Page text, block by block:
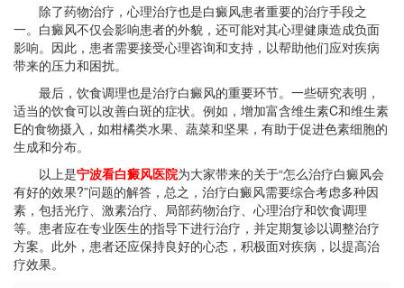
除了药物治疗，心理治疗也是白癜风患者重要的治疗手段之
一。白癜风不仅会影响患者的外貌，还可能对其心理健康造成负面
影响。因此，患者需要接受心理咨询和支持，以帮助他们应对疾病
带来的压力和困扰。
最后，饮食调理也是治疗白癜风的重要环节。一些研究表明，
适当的饮食可以改善白斑的症状。例如，增加富含维生素C和维生素
E的食物摄入，如柑橘类水果、蔬菜和坚果，有助于促进色素细胞的
生成和分布。
以上是宁波看白癜风医院为大家带来的关于“怎么治疗白癜风会
有好的效果?”问题的解答，总之，治疗白癜风需要综合考虑多种因
素，包括光疗、激素治疗、局部药物治疗、心理治疗和饮食调理
等。患者应在专业医生的指导下进行治疗，并定期复诊以调整治疗
方案。此外，患者还应保持良好的心态，积极面对疾病，以提高治
疗效果。